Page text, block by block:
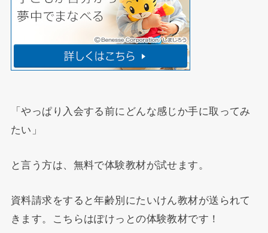
「やっぱり入会する前にどんな感じか手に取ってみ
たい」
と言う方は、無料で体験教材が試せます。
資料請求をすると年齢別にたいけん教材が送られて
きます。こちらはぽけっとの体験教材です！